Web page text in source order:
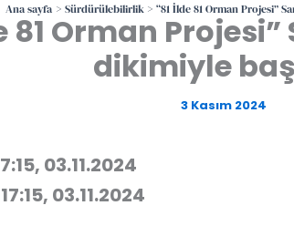
Ana sayfa Sürdürülebilirlik “81 İlde 81 Orman Projesi”
81 Orman
dikimiyle
3 Kasım 2024
03.11.2024
03.11.2024